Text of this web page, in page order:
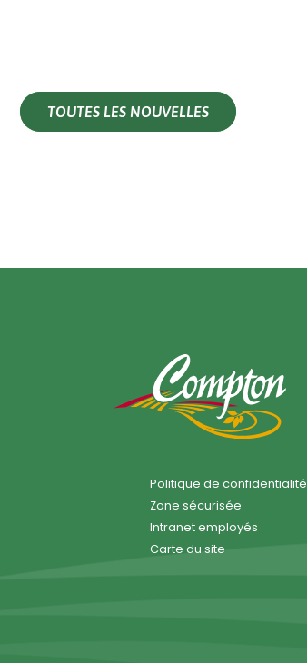
TOUTES LES NOUVELLES
Politique de confidentialité
Zone sécurisée
Intranet employés
Carte du site